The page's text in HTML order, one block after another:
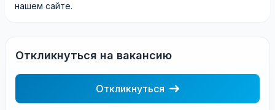
нашем сайте.
Откликнуться на вакансию
Откликнуться